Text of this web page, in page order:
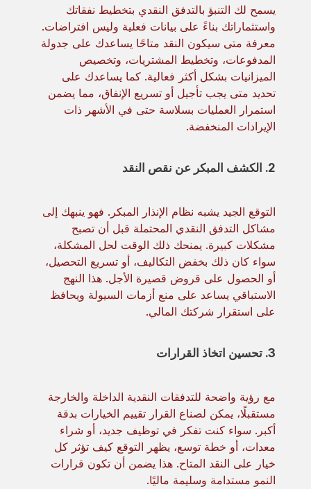
يسمح لك التنبؤ بالتدفق النقدي بتخطيط نفقاتك
واستثماراتك بناءً على بيانات فعلية وليس افتراضات.
معرفة متى سيكون النقد متاحًا يساعدك على جدولة
المدفوعات، وتخطيط المشتريات، وتخصيص
الميزانيات بشكل أكثر فعالية. كما يساعدك على
تحديد متى يجب تأجيل أو تسريع الإنفاق، مما يضمن
استمرار العمليات بسلاسة حتى في الأشهر ذات
الإيرادات المنخفضة.
2. الكشف المبكر عن نقص النقد
التوقع الجيد يشبه نظام الإنذار المبكر. فهو ينبهك إلى
مشاكل التدفق النقدي المحتملة قبل أن تصبح
مشكلات كبيرة. يمنحك ذلك الوقت لحل المشكلة،
سواء كان ذلك بخفض التكاليف، أو تسريع التحصيل،
أو الحصول على قروض قصيرة الأجل. هذا النهج
الاستباقي يساعد على منع أزمات السيولة ويحافظ
على استقرار شركتك المالي.
3. تحسين اتخاذ القرارات
مع رؤية واضحة للتدفقات النقدية الداخلة والخارجة
مستقبلًا، يمكن لصناع القرار تقييم الخيارات بدقة
أكبر. سواء كنت تفكر في توظيف جديد، أو شراء
معدات، أو خطة توسع، يظهر التوقع كيف تؤثر كل
خيار على النقد المتاح. هذا يضمن أن تكون قرارات
النمو مستدامة وسليمة ماليًا.